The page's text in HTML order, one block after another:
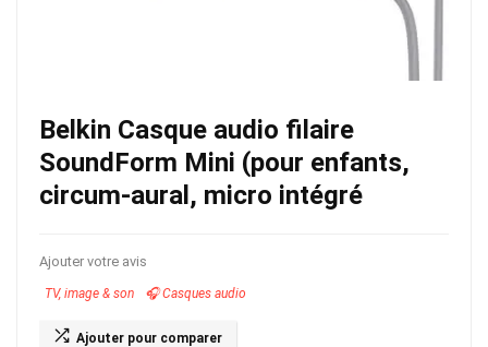
Belkin Casque audio filaire
SoundForm Mini (pour enfants,
circum-aural, micro intégré
Ajouter votre avis
TV, image & son 🎧 Casques audio
Ajouter pour comparer